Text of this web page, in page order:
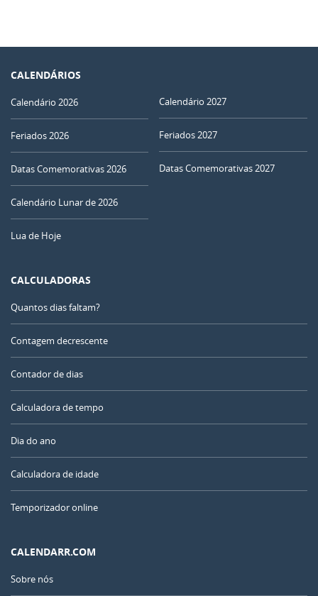
CALENDÁRIOS
Calendário 2026
Feriados 2026
Datas Comemorativas 2026
Calendário Lunar de 2026
Lua de Hoje
Calendário 2027
Feriados 2027
Datas Comemorativas 2027
CALCULADORAS
Quantos dias faltam?
Contagem decrescente
Contador de dias
Calculadora de tempo
Dia do ano
Calculadora de idade
Temporizador online
CALENDARR.COM
Sobre nós